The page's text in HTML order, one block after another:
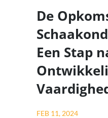
De
Een Stap
Posted
FEB 11, 2024